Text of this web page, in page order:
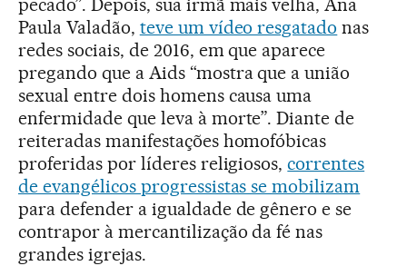
pecado”. Depois, sua irmã mais velha, Ana
Paula Valadão, teve um vídeo resgatado nas
redes sociais, de 2016, em que aparece
pregando que a Aids “mostra que a união
sexual entre dois homens causa uma
enfermidade que leva à morte”. Diante de
reiteradas manifestações homofóbicas
proferidas por líderes religiosos,correntes
de evangélicos progressistas se mobilizam
para defender a igualdade de gênero e se
contrapor à mercantilização da fé nas
grandes igrejas.